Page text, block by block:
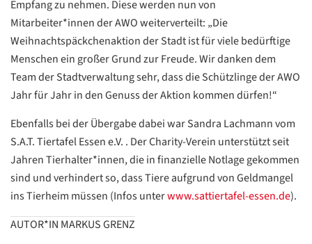
Empfang zu nehmen. Diese werden nun von
Mitarbeiter*innen der AWO weiterverteilt: „Die
Weihnachtspäckchenaktion der Stadt ist für viele bedürftige
Menschen ein großer Grund zur Freude. Wir danken dem
Team der Stadtverwaltung sehr, dass die Schützlinge der AWO
Jahr für Jahr in den Genuss der Aktion kommen dürfen!“
Ebenfalls bei der Übergabe dabei war Sandra Lachmann vom
S.A.T. Tiertafel Essen e.V. . Der Charity-Verein unterstützt seit
Jahren Tierhalter*innen, die in finanzielle Notlage gekommen
sind und verhindert so, dass Tiere aufgrund von Geldmangel
ins Tierheim müssen (Infos unterwww.sattiertafel-essen.de).
AUTOR*IN MARKUS GRENZ
Datenschutzerklärung
Datenschutzerklärung
Google
Datenschutzerklärung
Übersetzen
/
Translate